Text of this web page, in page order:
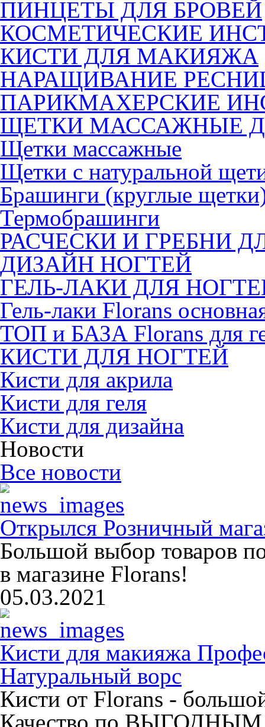
ПИНЦЕТЫ ДЛЯ БРОВЕЙ
КОСМЕТИЧЕСКИЕ
КИСТИ ДЛЯ МАКИЯЖА
НАРАЩИВАНИЕ
ПАРИКМАХЕРСКИЕ
ЩЕТКИ МАССАЖНЫЕ
Щетки массажные
Щетки с натуральной
Брашинги (круглые
Термобрашинги
РАСЧЕСКИ И ГРЕБНИ
ДИЗАЙН НОГТЕЙ
ГЕЛЬ-ЛАКИ ДЛЯ
Гель-лаки Florans
ТОП и БАЗА Florans для
КИСТИ ДЛЯ НОГТЕЙ
Кисти для акрила
Кисти для геля
Кисти для дизайна
Новости
Все новости
Открылся Розничный
Большой выбор товаров
в магазине Florans!
05.03.2021
Кисти для макияжа
Натуральный ворс
Кисти от Florans -